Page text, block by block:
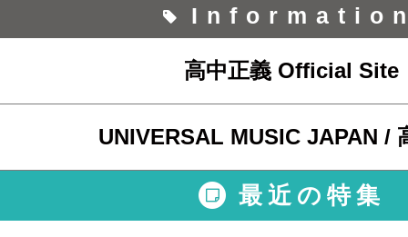
高中正義 Official Site
UNIVERSAL MUSIC JAPAN /
最近の特集